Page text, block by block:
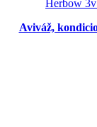
Aviváž,